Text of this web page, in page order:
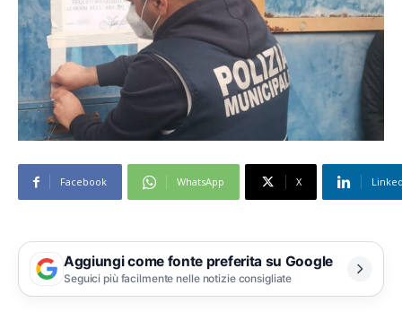
Facebook WhatsApp X
Aggiungi come fonte preferita su Google
Seguici più facilmente nelle notizie consigliate